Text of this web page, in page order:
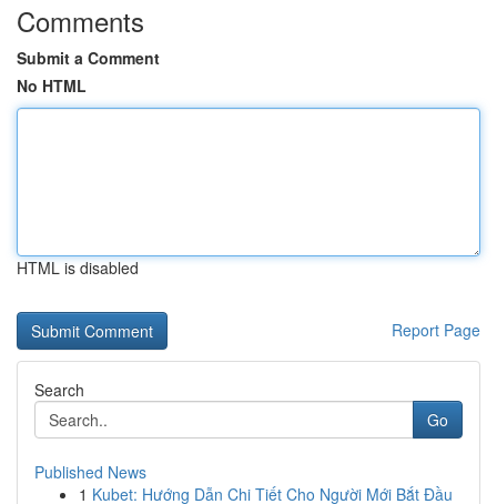
Comments
Submit a Comment
No HTML
HTML is disabled
Report Page
Search
Go
Published News
1 Kubet: Hướng Dẫn Chi Tiết Cho Người Mới Bắt Đầu